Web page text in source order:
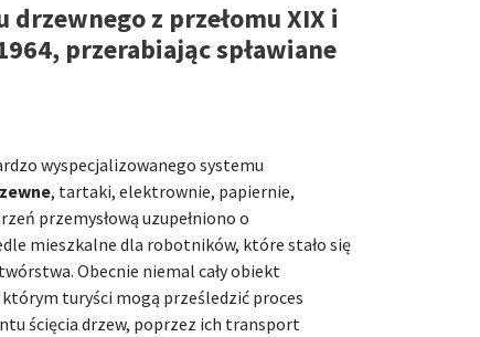
z przełomu XIX i
przerabiając spławiane
wyspecjalizowanego systemu
, tartaki, elektrownie, papiernie,
przemysłową uzupełniono o
mieszkalne dla robotników, które stało się
Obecnie niemal cały obiekt
turyści mogą prześledzić proces
ścięcia drzew, poprzez ich transport